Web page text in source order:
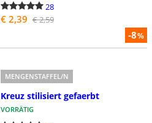
-8%
28
€ 2,39 € 2,59
MENGENSTAFFEL/N
Kreuz stilisiert gefaerbt
VORRÄTIG